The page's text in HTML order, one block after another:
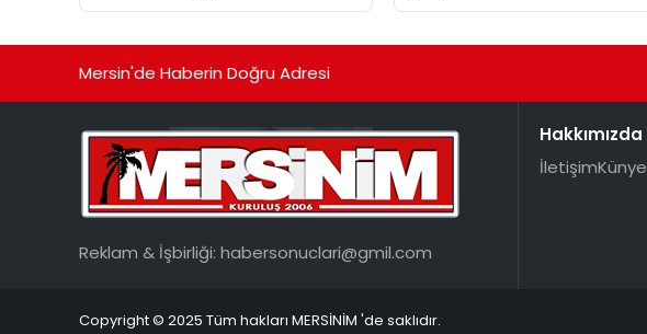
Mersin'de Haberin Doğru Adresi
Reklam & İşbirliği: habersonuclari@gmil.com
Hakkımızda
İletişimKünye
Copyright © 2025 Tüm hakları MERSİNİM 'de saklıdır.